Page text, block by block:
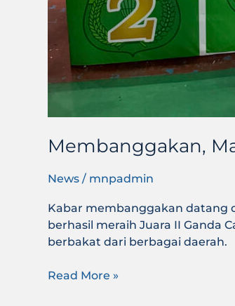
Membanggakan,
News / mnpadmin
Kabar membanggakan datang
berhasil meraih Juara II Ganda
berbakat dari berbagai daerah.
Read More »